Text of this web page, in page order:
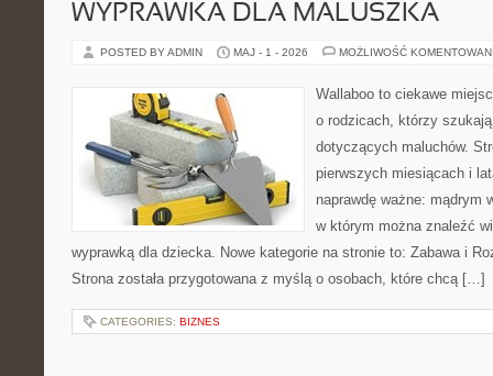
WYPRAWKA DLA MALUSZKA
POSTED BY ADMIN MAJ - 1 - 2026 MOŻLIWOŚĆ
Wallaboo to ciekawe
o rodzicach, którzy
dotyczących maluchów.
pierwszych miesiącach i
naprawdę ważne: mądrym
w którym można znaleźć
wyprawką dla dziecka. Nowe kategorie na stronie to: Zabawa i
Strona została przygotowana z myślą o osobach, które chcą […]
CATEGORIES: BIZNES